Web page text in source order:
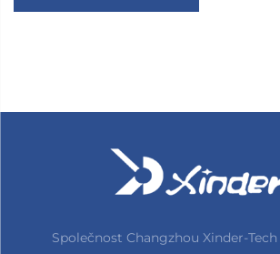
Společnost Changzhou Xinder-